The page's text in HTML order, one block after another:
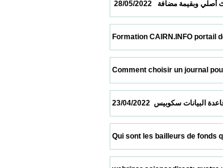
Formation CAIRN.INFO
Comment choisir un
Qui sont les bailleurs de